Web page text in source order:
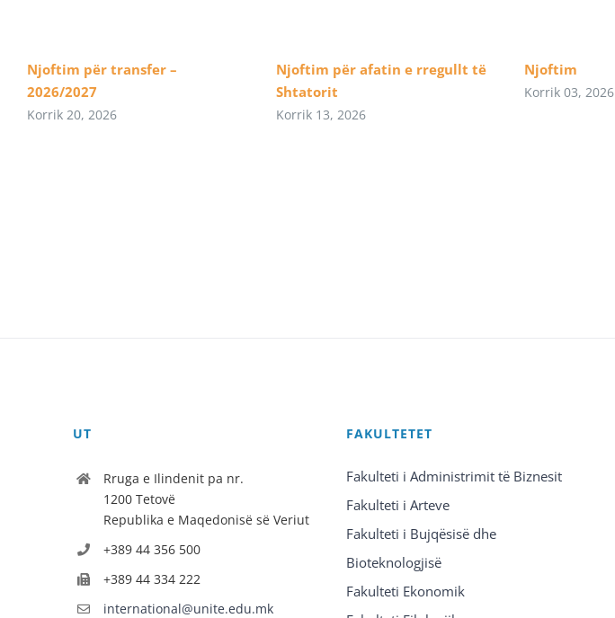
Njoftim për transfer –
2026/2027
Korrik 20, 2026
Njoftim për afatin e rregullt të
Shtatorit
Korrik 13, 2026
Njoftim
Korrik 03, 2026
UT
Rruga e Ilindenit pa nr.
1200 Tetovë
Republika e Maqedonisë së Veriut
+389 44 356 500
+389 44 334 222
international@unite.edu.mk
FAKULTETET
Fakulteti i Administrimit të Biznesit
Fakulteti i Arteve
Fakulteti i Bujqësisë dhe
Bioteknologjisë
Fakulteti Ekonomik